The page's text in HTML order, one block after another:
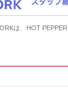
は、HOT